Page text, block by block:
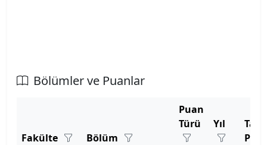
Bölümler ve Puanlar
Fakülte Bölüm
Puan
Türü
Yıl